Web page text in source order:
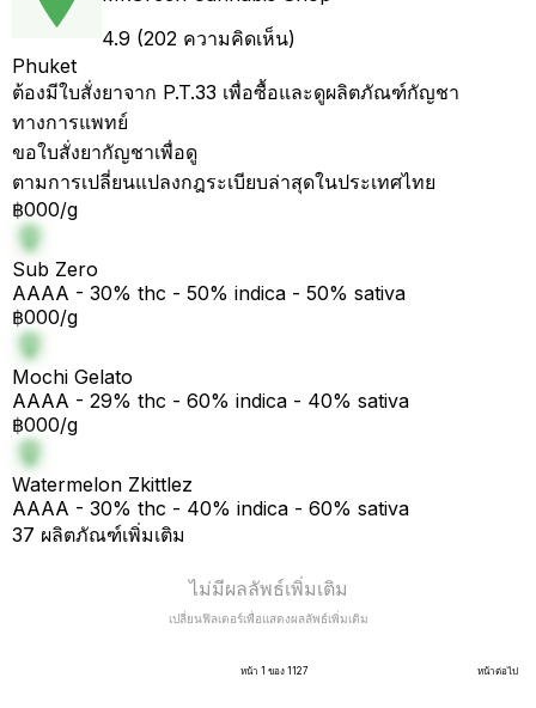
4.9 (202 ความคิดเห็น)
Phuket
ต้องมีใบสั่งยาจาก P.T.33 เพื่อซื้อและดูผลิตภัณฑ์กัญชา
ทางการแพทย์
ขอใบสั่งยากัญชาเพื่อดู
ตามการเปลี่ยนแปลงกฎระเบียบล่าสุดในประเทศไทย
฿000/g
Sub Zero
AAAA - 30% thc - 50% indica - 50% sativa
฿000/g
Mochi Gelato
AAAA - 29% thc - 60% indica - 40% sativa
฿000/g
Watermelon Zkittlez
AAAA - 30% thc - 40% indica - 60% sativa
37 ผลิตภัณฑ์เพิ่มเติม
ไม่มีผลลัพธ์เพิ่มเติม
เปลี่ยนฟิลเตอร์เพื่อแสดงผลลัพธ์เพิ่มเติม
หน้า 1 ของ 1127 หน้าต่อไป